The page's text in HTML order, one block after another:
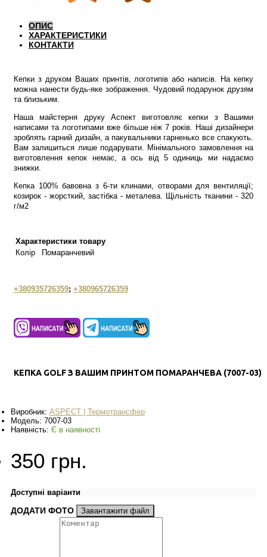
ОПИС
ХАРАКТЕРИСТИКИ
КОНТАКТИ
Кепки з друком Ваших принтів, логотипів або написів. На кепку
можна нанести будь-яке зображення. Чудовий подарунок друзям
та близьким.
Наша майстерня друку Аспект виготовляє кепки з Вашими
написами та логотипами вже більше ніж 7 років. Наші дизайнери
зроблять гарний дизайн, а пакувальники гарненько все спакують.
Вам залишиться лише подарувати. Мінімального замовлення на
виготовлення кепок немає, а ось від 5 одиниць ми надаємо
знижки.
Кепка 100% бавовна з 6-ти клинами, отворами для вентиляції;
козирок - жорсткий, застібка - металева. Щільність тканини - 320
г/м2
Характеристики товару
Колір
Помаранчевий
+380935726359; +380965726359
КЕПКА GOLF З ВАШИМ ПРИНТОМ ПОМАРАНЧЕВА (7007-03)
Виробник: ASPECT | Термотрансфер
Модель: 7007-03
Наявність: Є в наявності
350 грн.
Доступні варіанти
ДОДАТИ ФОТО Завантажити файл